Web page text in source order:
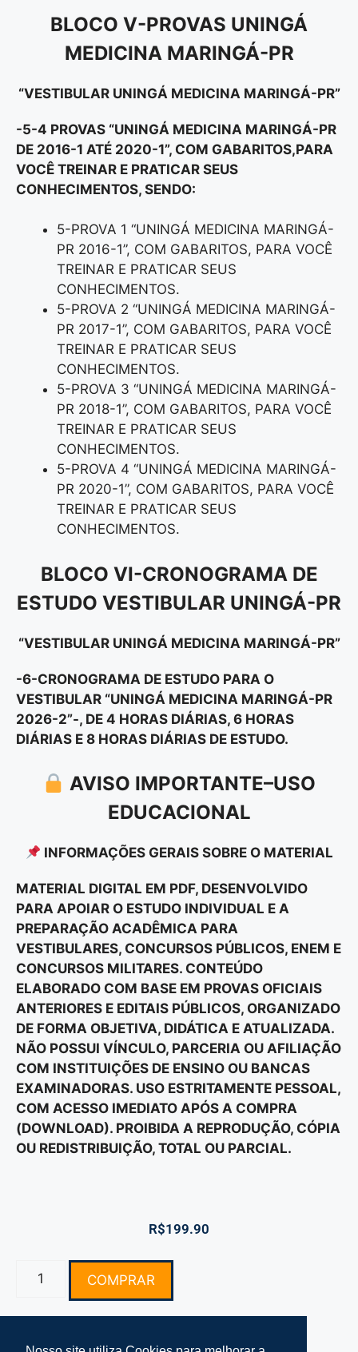
BLOCO V-PROVAS UNINGÁ
MEDICINA MARINGÁ-PR
“VESTIBULAR UNINGÁ MEDICINA MARINGÁ-PR”
-5-4 PROVAS “UNINGÁ MEDICINA MARINGÁ-PR
DE 2016-1 ATÉ 2020-1”, COM GABARITOS,PARA
VOCÊ TREINAR E PRATICAR SEUS
CONHECIMENTOS, SENDO:
5-PROVA 1 “UNINGÁ MEDICINA MARINGÁ-
PR 2016-1”, COM GABARITOS, PARA VOCÊ
TREINAR E PRATICAR SEUS
CONHECIMENTOS.
5-PROVA 2 “UNINGÁ MEDICINA MARINGÁ-
PR 2017-1”, COM GABARITOS, PARA VOCÊ
TREINAR E PRATICAR SEUS
CONHECIMENTOS.
5-PROVA 3 “UNINGÁ MEDICINA MARINGÁ-
PR 2018-1”, COM GABARITOS, PARA VOCÊ
TREINAR E PRATICAR SEUS
CONHECIMENTOS.
5-PROVA 4 “UNINGÁ MEDICINA MARINGÁ-
PR 2020-1”, COM GABARITOS, PARA VOCÊ
TREINAR E PRATICAR SEUS
CONHECIMENTOS.
BLOCO VI-CRONOGRAMA DE
ESTUDO VESTIBULAR UNINGÁ-PR
“VESTIBULAR UNINGÁ MEDICINA MARINGÁ-PR”
-6-CRONOGRAMA DE ESTUDO PARA O
VESTIBULAR “UNINGÁ MEDICINA MARINGÁ-PR
2026-2”-, DE 4 HORAS DIÁRIAS, 6 HORAS
DIÁRIAS E 8 HORAS DIÁRIAS DE ESTUDO.
AVISO IMPORTANTE–USO
EDUCACIONAL
INFORMAÇÕES GERAIS SOBRE O MATERIAL
MATERIAL DIGITAL EM PDF, DESENVOLVIDO
PARA APOIAR O ESTUDO INDIVIDUAL E A
PREPARAÇÃO ACADÊMICA PARA
VESTIBULARES, CONCURSOS PÚBLICOS, ENEM E
CONCURSOS MILITARES. CONTEÚDO
ELABORADO COM BASE EM PROVAS OFICIAIS
ANTERIORES E EDITAIS PÚBLICOS, ORGANIZADO
DE FORMA OBJETIVA, DIDÁTICA E ATUALIZADA.
NÃO POSSUI VÍNCULO, PARCERIA OU AFILIAÇÃO
COM INSTITUIÇÕES DE ENSINO OU BANCAS
EXAMINADORAS. USO ESTRITAMENTE PESSOAL,
COM ACESSO IMEDIATO APÓS A COMPRA
(DOWNLOAD). PROIBIDA A REPRODUÇÃO, CÓPIA
OU REDISTRIBUIÇÃO, TOTAL OU PARCIAL.
R$199.90
COMPRAR